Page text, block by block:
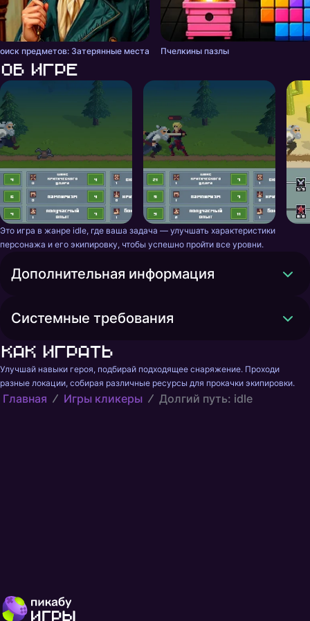
предметов: Затерянные места Пчелкины пазлы
Об игре
Это игра в жанре idle, где ваша задача — улучшать характеристики
персонажа и его экипировку, чтобы успешно пройти все уровни.
Дополнительная информация
Системные требования
Как играть
Улучшай навыки героя, подбирай подходящее снаряжение. Проходи
разные локации, собирая различные ресурсы для прокачки экипировки.
Главная Игры кликеры Долгий путь: idle